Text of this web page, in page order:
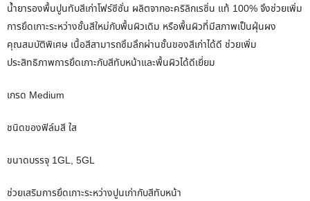
น้ำยารองพื้นปูนทับสีเก่าโฟร์ซีซั่น ผลิตจากอะคริลิกเรซิ่น แท้ 100% จึงช่วยเพิ่ม
การยึดเกาะระหว่างชั้นสีใหม่กับพื้นผิวเดิม หรือพื้นผิวที่มีสภาพเป็นฝุ่นผง
คุณสมบัติพิเศษ เนื้อสีสามารถซึมลึกผ่านชั้นของสีเก่าได้ดี ช่วยเพิ่ม
ประสิทธิภาพการยึดเกาะกับสีทับหน้าและพื้นผิวได้ดีเยี่ยม
เกรด Medium
ชนิดของฟิล์มสี ใส
ขนาดบรรจุ 1GL, 5GL
ช่วยเสริมการยึดเกาะระหว่างปูนเก่ากับสีทับหน้า